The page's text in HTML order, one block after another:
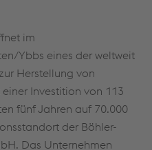
im
Ybbs eines der weltweit
Herstellung von
Investition von 113
fünf Jahren auf 70.000
der Böhler-
Das Unternehmen